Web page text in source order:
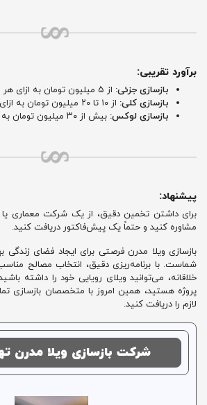
برآورد تقریبی:
بازسازی جزئی: از ۵ میلیون تومان به ازای هر مترمربع.
بازسازی کلی: از ۱۰ تا ۲۰ میلیون تومان به ازای هر مترمربع.
بازسازی لوکس: بیش از ۳۰ میلیون تومان به ازای هر مترمربع.
پیشنهاد:
برای داشتن تخمین دقیق، از یک شرکت معماری یا
مشاوره کنید و حتماً یک پیش‌فاکتور دریافت کنید.
بازسازی ویلا مدرن فرصتی برای ایجاد فضای
شماست. با برنامه‌ریزی دقیق، انتخاب مصالح
خلاقانه، می‌توانید ویلای رویایی خود را داشته
پروژه هستید، همین امروز با متخصصان بازسازی
لازم را دریافت کنید.
شرکت بازسازی ویلا مدرن